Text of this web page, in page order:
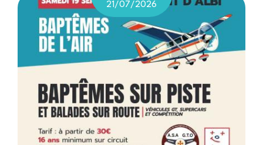
21/07/2026